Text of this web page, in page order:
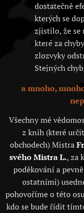
dostatečně
kterých se
zjistilo, že se
které za
zlozvyky
Stejných
a mnoho,
Všechny mé
z knih (které
obchodech) Mistra
svého Mistra L., za
poděkování a
ostatními)
pohovoříme o této
kdo se bude řídit